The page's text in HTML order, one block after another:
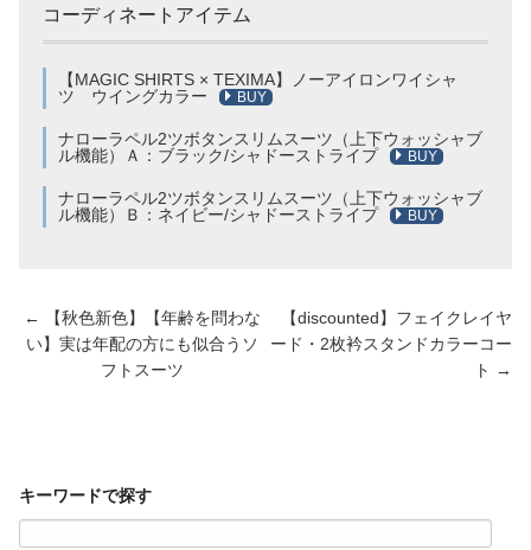
コーディネートアイテム
【MAGIC SHIRTS × TEXIMA】ノーアイロンワイシャ
ツ ウイングカラー
BUY
ナローラペル2ツボタンスリムスーツ（上下ウォッシャブ
ル機能）Ａ：ブラック/シャドーストライプ
BUY
ナローラペル2ツボタンスリムスーツ（上下ウォッシャブ
ル機能）Ｂ：ネイビー/シャドーストライプ
BUY
投
稿
ナ
←
【秋色新色】【年齢を問わな
い】実は年配の方にも似合うソ
フトスーツ
【discounted】フェイクレイヤ
ード・2枚衿スタンドカラーコー
ト →
キーワードで探す